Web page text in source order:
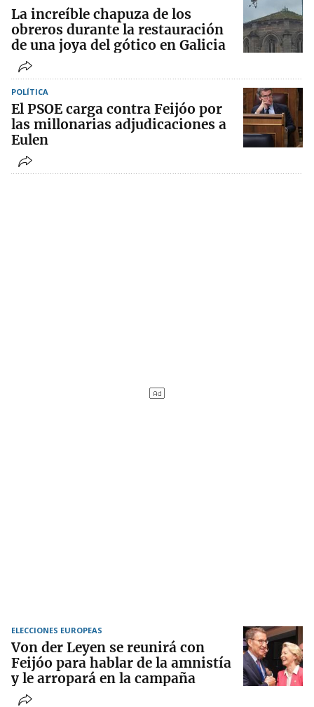
La increíble chapuza de los
obreros durante la restauración
de una joya del gótico en Galicia
POLÍTICA
El PSOE carga contra Feijóo por
las millonarias adjudicaciones a
Eulen
ELECCIONES EUROPEAS
Von der Leyen se reunirá con
Feijóo para hablar de la amnistía
y le arropará en la campaña